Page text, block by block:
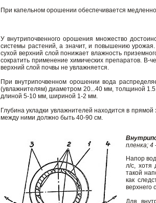
При капельном орошении обеспечивается
У внутрипочвенного орошения множество
системы растений, а значит, и повышению
сухой верхний слой понижает влажность
сократить применение химических препаратов. В-
верхний слой почвы не увлажняется.
При внутрипочвенном орошении вода
(увлажнителям) диаметром 20...40 мм, толщиной
длиной 5-10 мм, шириной 1-2 мм.
Глубина укладки увлажнителей находится в
между ними должно быть 40-90 см.
пленка; 4
Напор
л/с, хотя
такой
как
верхнего
Для